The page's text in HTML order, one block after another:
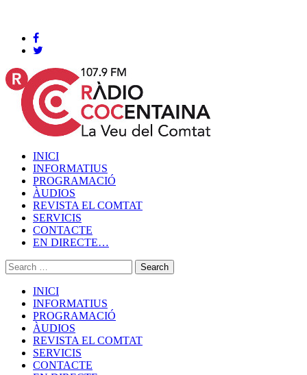
INICI
INFORMATIUS
PROGRAMACIÓ
ÀUDIOS
REVISTA EL COMTAT
SERVICIS
CONTACTE
EN DIRECTE…
INICI
INFORMATIUS
PROGRAMACIÓ
ÀUDIOS
REVISTA EL COMTAT
SERVICIS
CONTACTE